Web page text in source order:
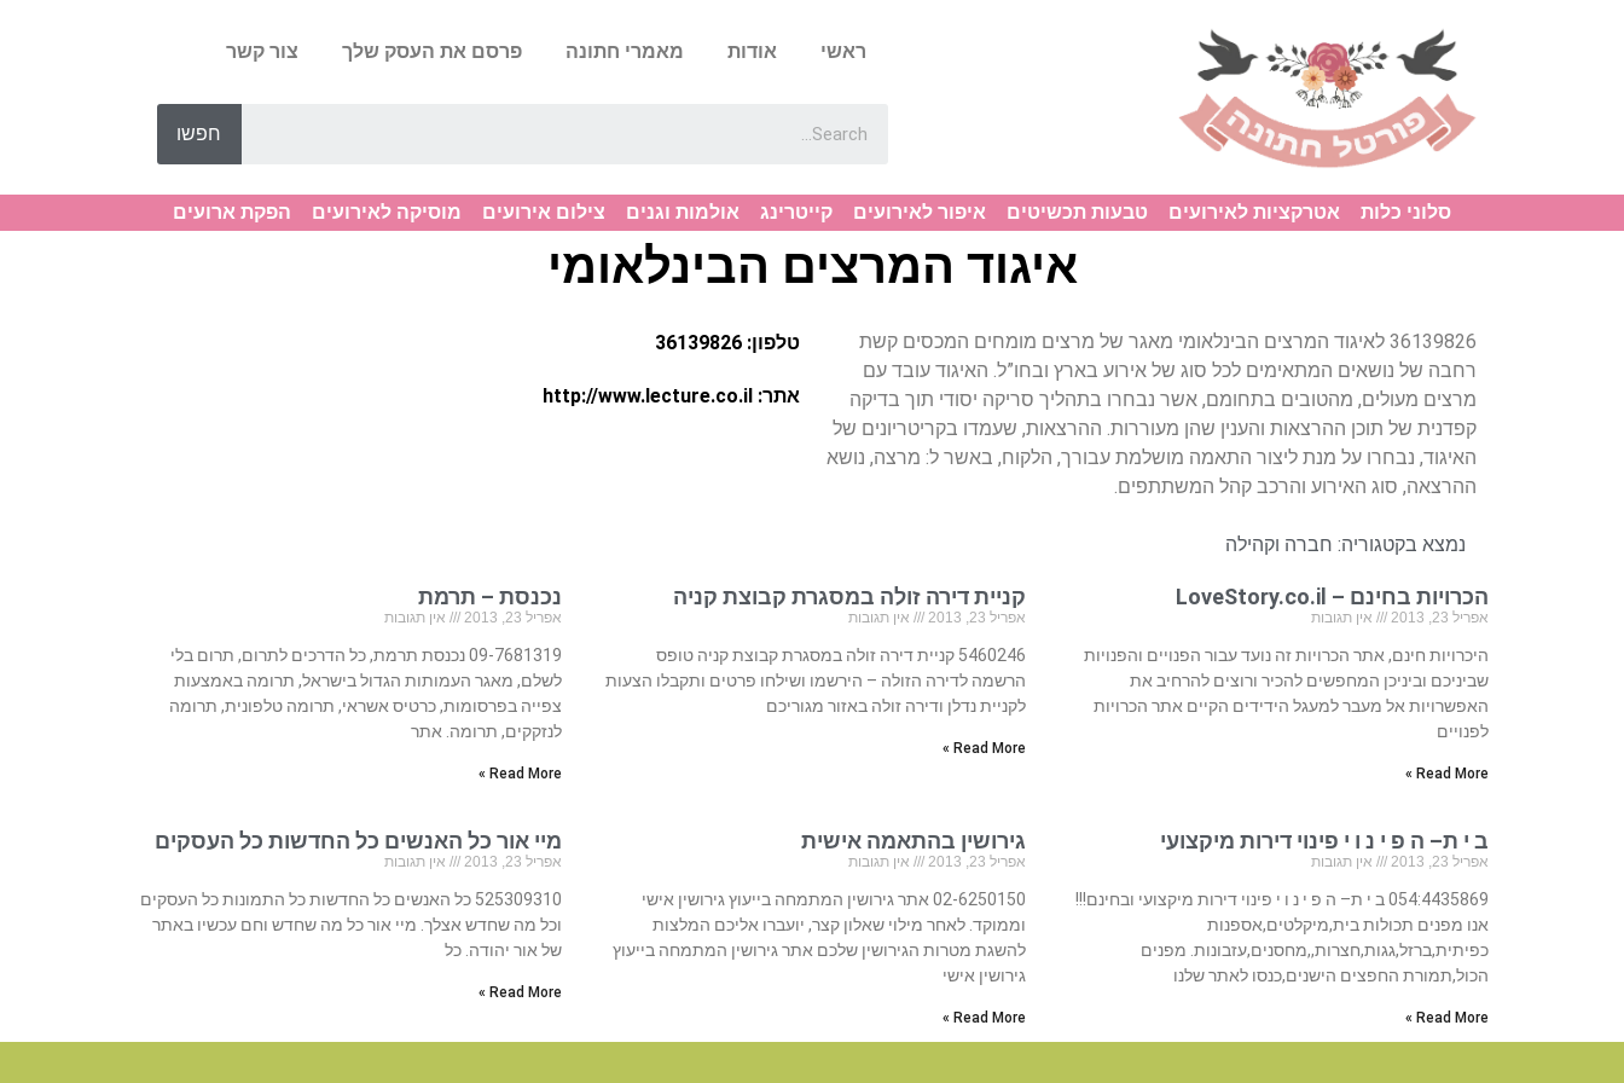
ראשי אודות מאמרי חתונה פרסם את העסק שלך צור קשר
חפשו
סלוני כלות אטרקציות לאירועים טבעות תכשיטים איפור לאירועים קייטרינג אולמות וגנים צילום אירועים מוסיקה לאירועים הפקת ארועים
איגוד המרצים הבינלאומי
36139826 לאיגוד המרצים הבינלאומי מאגר של מרצים מומחים המכסים קשת
רחבה של נושאים המתאימים לכל סוג של אירוע בארץ ובחו”ל. האיגוד עובד עם
מרצים מעולים, מהטובים בתחומם, אשר נבחרו בתהליך סריקה יסודי תוך בדיקה
קפדנית של תוכן ההרצאות והענין שהן מעוררות. ההרצאות, שעמדו בקריטריונים של
האיגוד, נבחרו על מנת ליצור התאמה מושלמת עבורך, הלקוח, באשר ל: מרצה, נושא
ההרצאה, סוג האירוע והרכב קהל המשתתפים.
טלפון: 36139826
אתר: http://www.lecture.co.il
נמצא בקטגוריה: חברה וקהילה
הכרויות בחינם – LoveStory.co.il
אפריל 23, 2013 אין תגובות
היכרויות חינם, אתר הכרויות זה נועד עבור הפנויים והפנויות
שביניכם וביניכן המחפשים להכיר ורוצים להרחיב את
האפשרויות אל מעבר למעגל הידידים הקיים אתר הכרויות
לפנויים
Read More »
קניית דירה זולה במסגרת קבוצת קניה
אפריל 23, 2013 אין תגובות
5460246 קניית דירה זולה במסגרת קבוצת קניה טופס
הרשמה לדירה הזולה – הירשמו ושילחו פרטים ותקבלו הצעות
לקניית נדלן ודירה זולה באזור מגוריכם
Read More »
נכנסת – תרמת
אפריל 23, 2013 אין תגובות
09-7681319 נכנסת תרמת, כל הדרכים לתרום, תרום בלי
לשלם, מאגר העמותות הגדול בישראל, תרומה באמצעות
צפייה בפרסומות, כרטיס אשראי, תרומה טלפונית, תרומה
לנזקקים, תרומה. אתר
Read More »
ב י ת– ה פ י נ ו י פינוי דירות מיקצועי
אפריל 23, 2013 אין תגובות
054:4435869 ב י ת– ה פ י נ ו י פינוי דירות מיקצועי ובחינם!!!
אנו מפנים תכולות בית,מיקלטים,אספנות
כפיתית,ברזל,גגות,חצרות,,מחסנים,עזבונות. מפנים
הכול,תמורת החפצים הישנים,כנסו לאתר שלנו
Read More »
גירושין בהתאמה אישית
אפריל 23, 2013 אין תגובות
02-6250150 אתר גירושין המתמחה בייעוץ גירושין אישי
וממוקד. לאחר מילוי שאלון קצר, יועברו אליכם המלצות
להשגת מטרות הגירושין שלכם אתר גירושין המתמחה בייעוץ
גירושין אישי
Read More »
מיי אור כל האנשים כל החדשות כל העסקים
אפריל 23, 2013 אין תגובות
525309310 כל האנשים כל החדשות כל התמונות כל העסקים
וכל מה שחדש אצלך. מיי אור כל מה שחדש וחם עכשיו באתר
של אור יהודה. כל
Read More »